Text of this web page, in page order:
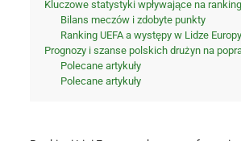
Kluczowe statystyki wpływające na
Bilans meczów i zdobyte punkty
Ranking UEFA a występy w Lidze Europy
Prognozy i szanse polskich drużyn na
Polecane artykuły
Polecane artykuły